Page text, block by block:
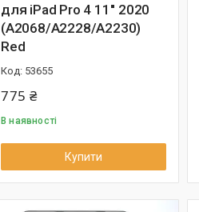
для iPad Pro 4 11'' 2020
(A2068/A2228/A2230)
Red
53655
775 ₴
В наявності
Купити